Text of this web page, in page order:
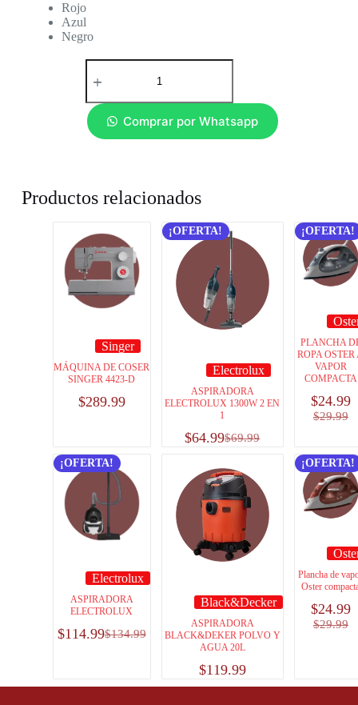
Rojo
Azul
Negro
Comprar por Whatsapp
Productos relacionados
Singer
MÁQUINA DE COSER
SINGER 4423-D
$289.99
¡OFERTA!
Electrolux
ASPIRADORA
ELECTROLUX 1300W 2 EN
1
$69.99
$64.99
¡OFERTA!
PLANCHA
ROPA OSTER
VAPOR
COMPACTA
$29.99
$24.99
¡OFERTA!
Electrolux
ASPIRADORA
ELECTROLUX
$134.99
$114.99
Black&Decker
ASPIRADORA
BLACK&DEKER POLVO Y
AGUA 20L
$119.99
¡OFERTA!
Plancha de
Oster
$29.99
$24.99